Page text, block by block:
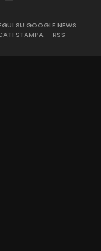
SU GOOGLE NEWS
STAMPA RSS